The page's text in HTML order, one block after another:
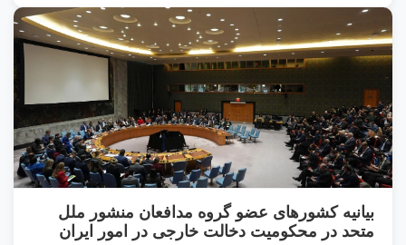
بیانیه کشورهای عضو گروه مدافعان منشور ملل
متحد در محکومیت دخالت خارجی در امور ایران